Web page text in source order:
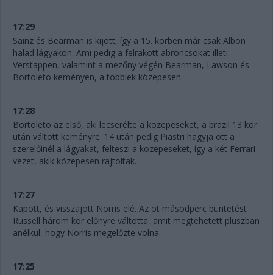
17:29
Sainz és Bearman is kijött, így a 15. körben már csak Albon
halad lágyakon. Ami pedig a felrakott abroncsokat illeti:
Verstappen, valamint a mezőny végén Bearman, Lawson és
Bortoleto keményen, a többiek közepesen.
17:28
Bortoleto az első, aki lecserélte a közepeseket, a brazil 13 kör
után váltott keményre. 14 után pedig Piastri hagyja ott a
szerelőinél a lágyakat, felteszi a közepeseket, így a két Ferrari
vezet, akik közepesen rajtoltak.
17:27
Kapott, és visszajött Norris elé. Az öt másodperc büntetést
Russell három kör előnyre váltotta, amit megtehetett pluszban
anélkül, hogy Norris megelőzte volna.
17:25